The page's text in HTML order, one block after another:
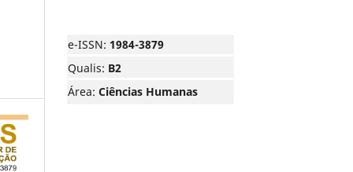
e-ISSN: 1984-3879
Qualis: B2
Área: Ciências Humanas